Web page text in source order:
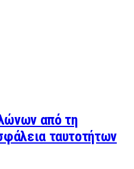
από τη
ταυτοτήτων